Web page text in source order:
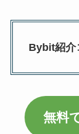
Bybit紹介
無料